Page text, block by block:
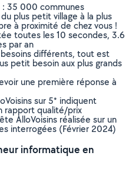
: 35 000 communes
plus petit village à la plus
à proximité de chez vous !
toutes les 10 secondes, 3.6
par an
différents, tout est
petit besoin aux plus grands
une première réponse à
sur 5* indiquent
rapport qualité/prix
AlloVoisins réalisée sur un
interrogées (Février 2024)
informatique en